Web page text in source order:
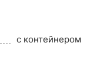
с контейнером